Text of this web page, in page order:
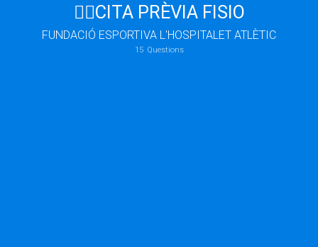
🧑‍⚕️CITA PRÈVIA FISIO
FUNDACIÓ ESPORTIVA L'HOSPITALET ATLÈTIC
15 Questions